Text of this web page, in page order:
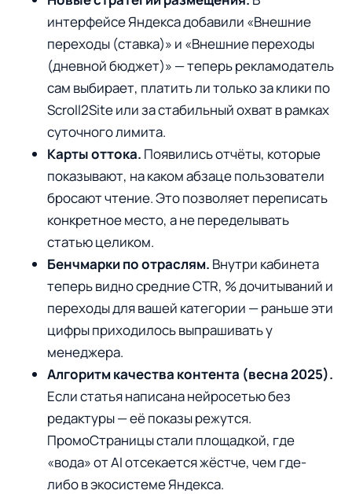
интерфейсе Яндекса добавили «Внешние
переходы (ставка)» и «Внешние переходы
(дневной бюджет)» — теперь рекламодатель
сам выбирает, платить ли только за клики по
Scroll2Site или за стабильный охват в рамках
суточного лимита.
Карты оттока. Появились отчёты, которые
показывают, на каком абзаце пользователи
бросают чтение. Это позволяет переписать
конкретное место, а не переделывать
статью целиком.
Бенчмарки по отраслям. Внутри кабинета
теперь видно средние CTR, % дочитываний и
переходы для вашей категории — раньше эти
цифры приходилось выпрашивать у
менеджера.
Алгоритм качества контента (весна 2025).
Если статья написана нейросетью без
редактуры — её показы режутся.
ПромоСтраницы стали площадкой, где
«вода» от AI отсекается жёстче, чем где-
либо в экосистеме Яндекса.